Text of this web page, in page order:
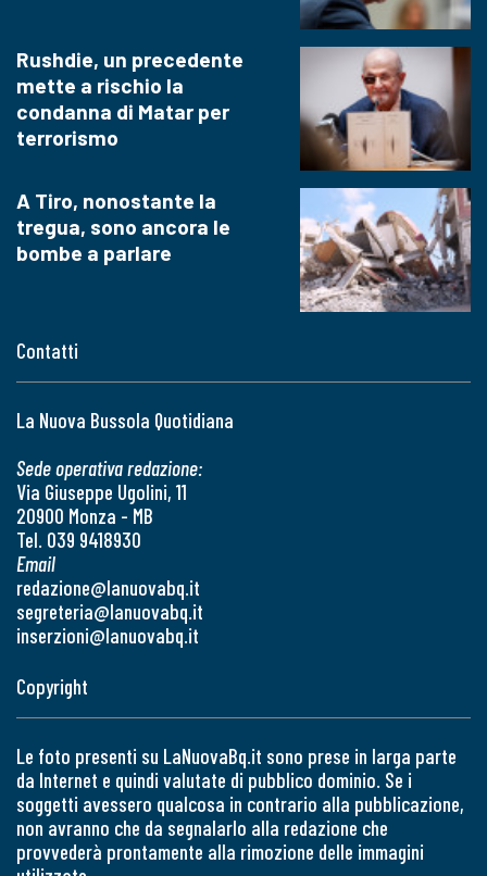
Contatti
La Nuova Bussola Quotidiana
Sede operativa redazione:
Via Giuseppe Ugolini, 11
20900 Monza - MB
Tel. 039 9418930
Email
redazione@lanuovabq.it
segreteria@lanuovabq.it
inserzioni@lanuovabq.it
Rushdie, un precedente
mette a rischio la
condanna di Matar per
terrorismo
A Tiro, nonostante la
tregua, sono ancora le
bombe a parlare
Copyright
Le foto presenti su LaNuovaBq.it sono prese in larga parte
da Internet e quindi valutate di pubblico dominio. Se i
soggetti avessero qualcosa in contrario alla pubblicazione,
non avranno che da segnalarlo alla redazione che
provvederà prontamente alla rimozione delle immagini